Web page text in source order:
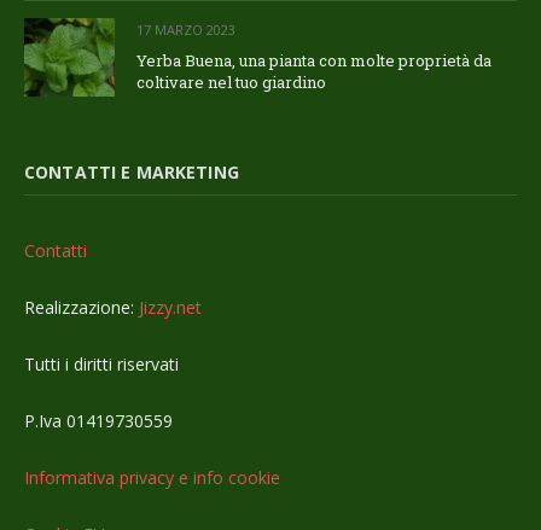
17 MARZO 2023
Yerba Buena, una pianta con molte proprietà da
coltivare nel tuo giardino
CONTATTI E MARKETING
Contatti
Realizzazione: Jizzy.net
Tutti i diritti riservati
P.Iva 01419730559
Informativa privacy e info cookie